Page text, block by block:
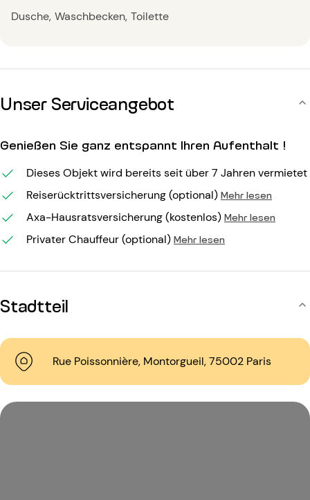
Dusche Waschbecken Toilette
Unser Serviceangebot
Genießen Sie ganz entspannt Ihren Aufenthalt !
Dieses Objekt wird bereits seit über 7 Jahren vermietet
Reiserücktrittsversicherung (optional) Mehr lesen
Axa-Hausratsversicherung (kostenlos) Mehr lesen
Privater Chauffeur (optional) Mehr lesen
Stadtteil
Rue Poissonnière, Montorgueil, 75002 Paris